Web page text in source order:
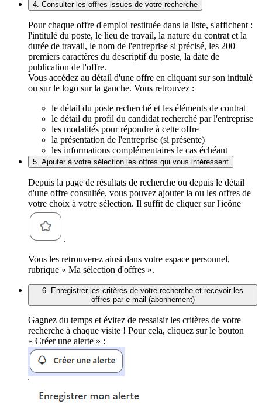
4. Consulter les offres issues de votre recherche
Pour chaque offre d'emploi restituée dans la liste, s'affichent :
l'intitulé du poste, le lieu de travail, la nature du contrat et la
durée de travail, le nom de l'entreprise si précisé, les 200
premiers caractères du descriptif du poste, la date de
publication de l'offre.
Vous accédez au détail d'une offre en cliquant sur son intitulé
ou sur le logo sur la gauche. Vous retrouvez :
le détail du poste recherché et les éléments de contrat
le détail du profil du candidat recherché par l'entreprise
les modalités pour répondre à cette offre
la présentation de l'entreprise (si présente)
les informations complémentaires le cas échéant
5. Ajouter à votre sélection les offres qui vous intéressent
Depuis la page de résultats de recherche ou depuis le détail
d'une offre consultée, vous pouvez ajouter la ou les offres de
votre choix à votre sélection. Il suffit de cliquer sur l'icône
.
Vous les retrouverez ainsi dans votre espace personnel,
rubrique « Ma sélection d'offres ».
6. Enregistrer les critères de votre recherche et recevoir les
offres par e-mail (abonnement)
Gagnez du temps et évitez de ressaisir les critères de votre
recherche à chaque visite ! Pour cela, cliquez sur le bouton
« Créer une alerte » :